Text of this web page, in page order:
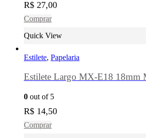
R$ 27,00
Comprar
Quick View
Estilete, Papelaria
Estilete Largo MX-E18 18mm
0 out of 5
R$ 14,50
Comprar